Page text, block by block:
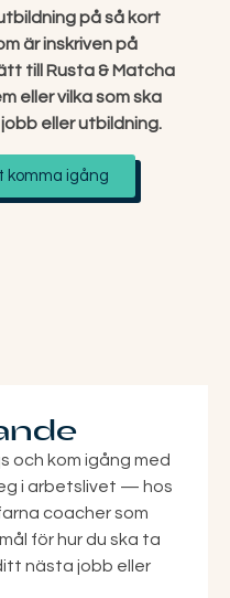
på så kort
är inskriven på
till Rusta & Matcha
eller vilka som ska
eller utbildning.
komma igång
och kom igång med
i arbetslivet — hos
coacher som
för hur du ska ta
nästa jobb eller